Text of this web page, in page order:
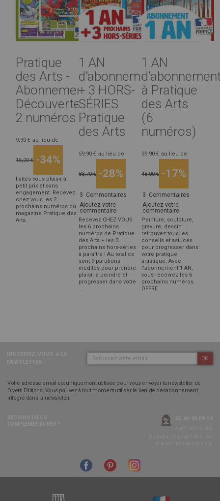
Pratique
des Arts -
Abonnement
Découverte
2 numéros
9,90 € au lieu de
15,00 € -34%
Faites vous plaisir à
petit prix et sans
engagement. Recevez
chez vous les 2
prochains numéros du
magazine Pratique des
Arts.
1 AN
d'abonnement
+ 3 HORS-
SÉRIES
Pratique
des Arts
59,90 € au lieu de
83,70 € -28%
3 Commentaires
Ajoutez votre
commentaire
Recevez CHEZ VOUS
les 6 prochains
numéros de Pratique
des Arts + les 3
prochains hors-séries
à paraître ! Au total ce
sont 9 parutions
inédites pour prendre
plaisir à peindre et
progresser dans votre
...
1 AN
à Pratique
des Arts
(6
numéros)
39,90 € au lieu de
48,00 € -17%
3 Commentaires
Ajoutez votre
commentaire
Peinture, sculpture,
gravure, dessin :
retrouvez tous les
conseils et astuces
pour progresser dans
votre pratique
artistique. Avec
l'abonnement 1 AN,
vous recevrez les 6
prochains numéros.
OFFRE ...
OK
Votre adresse email est uniquement utilisée pour vous envoyer la newsletter de
Diverti Editions. Vous pouvez à tout moment utiliser le lien de désabonnement
intégré dans la newsletter.